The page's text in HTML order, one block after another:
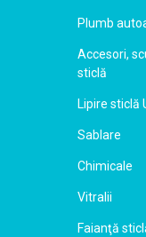
Plumb
Accesori,
sticlă
Lipire sticlă
Sablare
Chimicale
Vitralii
Faianţă